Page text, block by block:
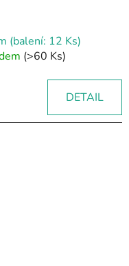
(balení: 12 Ks)
(>60 Ks)
DETAIL